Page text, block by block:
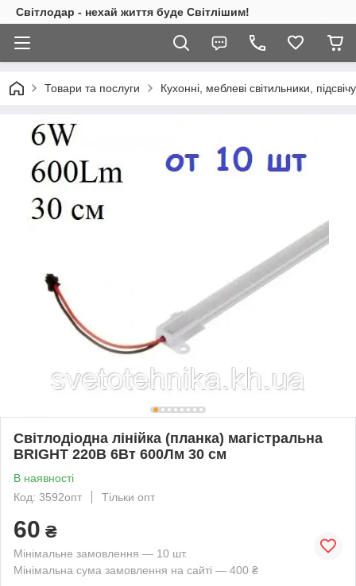
Світлодар - нехай життя буде Світлішим!
Товари та послуги Кухонні, меблеві світильники,
Світлодіодна лінійка (планка) магістральна
BRIGHT 220В 6Вт 600Лм 30 см
В наявності
Код: 3592опт
Тільки опт
60 ₴
Мінімальне замовлення — 10 шт.
Мінімальна сума замовлення на сайті — 400 ₴